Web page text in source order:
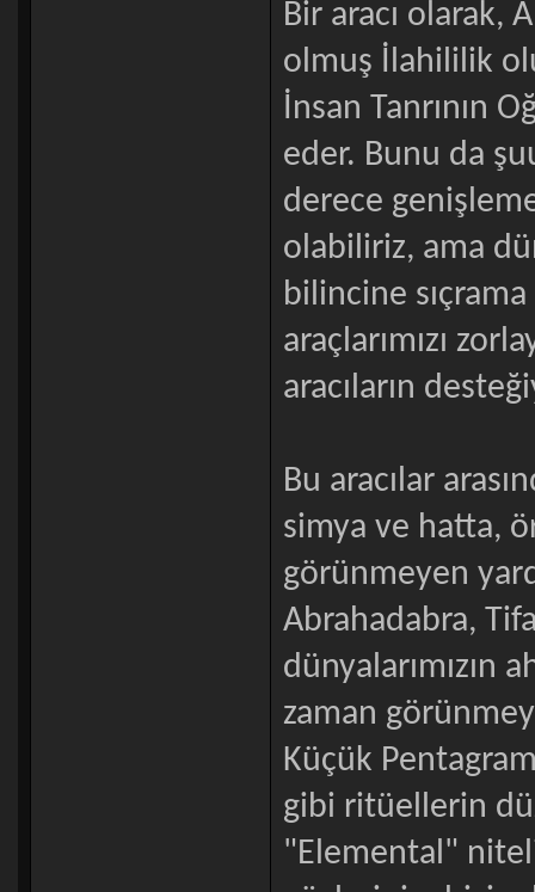
Bir aracı olarak,
olmuş İlahililik
İnsan Tanrının
eder. Bunu da
derece
olabiliriz, ama
bilincine
araçlarımızı
aracıların
Bu aracılar
simya ve hatta,
görünmeyen
Abrahadabra,
dünyalarımızın
zaman
Küçük
gibi ritüellerin
"Elemental"